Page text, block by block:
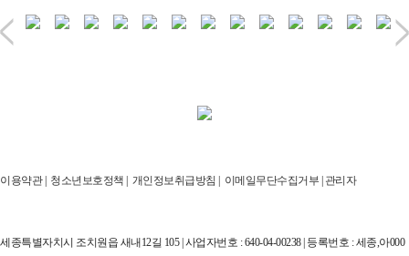
이용약관| 청소년보호정책 | 개인정보취급방침 | 이메일무단수집거부 | 관리자
세종특별자치시 조치원읍 새내12길 105 | 사업자번호 : 640-04-00238 | 등록번호 : 세종,아000